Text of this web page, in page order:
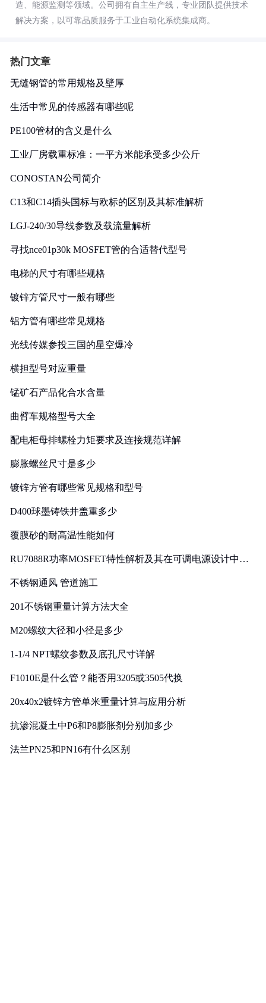
造、能源监测等领域。公司拥有自主生产线，专业团队提供技术
解决方案，以可靠品质服务于工业自动化系统集成商。
热门文章
无缝钢管的常用规格及壁厚
生活中常见的传感器有哪些呢
PE100管材的含义是什么
工业厂房载重标准：一平方米能承受多少公斤
CONOSTAN公司简介
C13和C14插头国标与欧标的区别及其标准解析
LGJ-240/30导线参数及载流量解析
寻找nce01p30k MOSFET管的合适替代型号
电梯的尺寸有哪些规格
镀锌方管尺寸一般有哪些
铝方管有哪些常见规格
光线传媒参投三国的星空爆冷
横担型号对应重量
锰矿石产品化合水含量
曲臂车规格型号大全
配电柜母排螺栓力矩要求及连接规范详解
膨胀螺丝尺寸是多少
镀锌方管有哪些常见规格和型号
D400球墨铸铁井盖重多少
覆膜砂的耐高温性能如何
RU7088R功率MOSFET特性解析及其在可调电源设计中的
不锈钢通风 管道施工
201不锈钢重量计算方法大全
M20螺纹大径和小径是多少
1-1/4 NPT螺纹参数及底孔尺寸详解
F1010E是什么管？能否用3205或3505代换
20x40x2镀锌方管单米重量计算与应用分析
抗渗混凝土中P6和P8膨胀剂分别加多少
法兰PN25和PN16有什么区别